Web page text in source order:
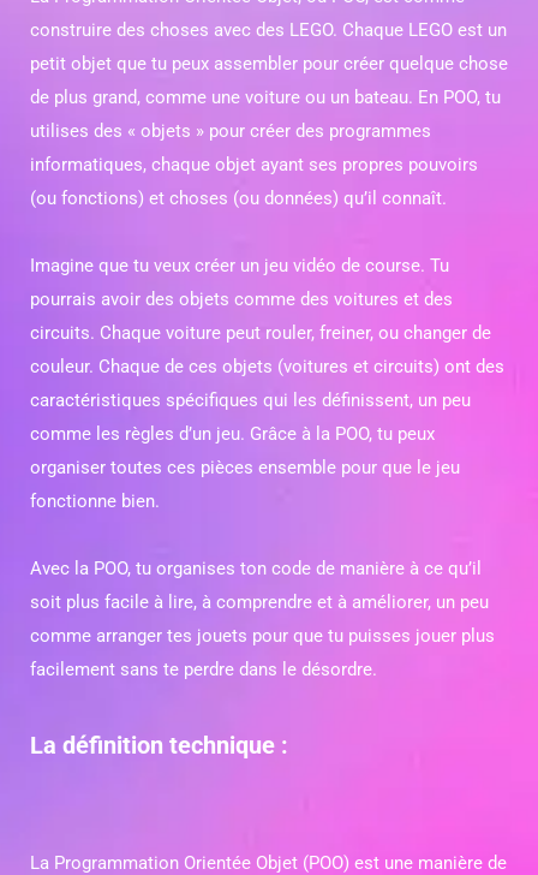
construire des choses avec des LEGO. Chaque LEGO est un
petit objet que tu peux assembler pour créer quelque chose
de plus grand, comme une voiture ou un bateau. En POO, tu
utilises des « objets » pour créer des programmes
informatiques, chaque objet ayant ses propres pouvoirs
(ou fonctions) et choses (ou données) qu’il connaît.
Imagine que tu veux créer un jeu vidéo de course. Tu
pourrais avoir des objets comme des voitures et des
circuits. Chaque voiture peut rouler, freiner, ou changer de
couleur. Chaque de ces objets (voitures et circuits) ont des
caractéristiques spécifiques qui les définissent, un peu
comme les règles d’un jeu. Grâce à la POO, tu peux
organiser toutes ces pièces ensemble pour que le jeu
fonctionne bien.
Avec la POO, tu organises ton code de manière à ce qu’il
soit plus facile à lire, à comprendre et à améliorer, un peu
comme arranger tes jouets pour que tu puisses jouer plus
facilement sans te perdre dans le désordre.
La définition technique :
La Programmation Orientée Objet (POO) est une manière de